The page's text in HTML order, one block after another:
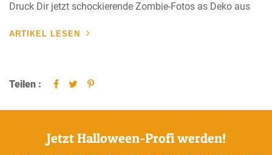
Druck Dir jetzt schockierende Zombie-Fotos as Deko aus
ARTIKEL LESEN
Teilen :
Jetzt Halloween-Profi werden!